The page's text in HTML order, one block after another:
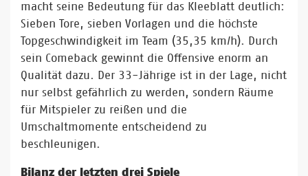
macht seine Bedeutung für das Kleeblatt deutlich:
Sieben Tore, sieben Vorlagen und die höchste
Topgeschwindigkeit im Team (35,35 km/h). Durch
sein Comeback gewinnt die Offensive enorm an
Qualität dazu. Der 33-Jährige ist in der Lage, nicht
nur selbst gefährlich zu werden, sondern Räume
für Mitspieler zu reißen und die
Umschaltmomente entscheidend zu
beschleunigen.
Bilanz der letzten drei Spiele